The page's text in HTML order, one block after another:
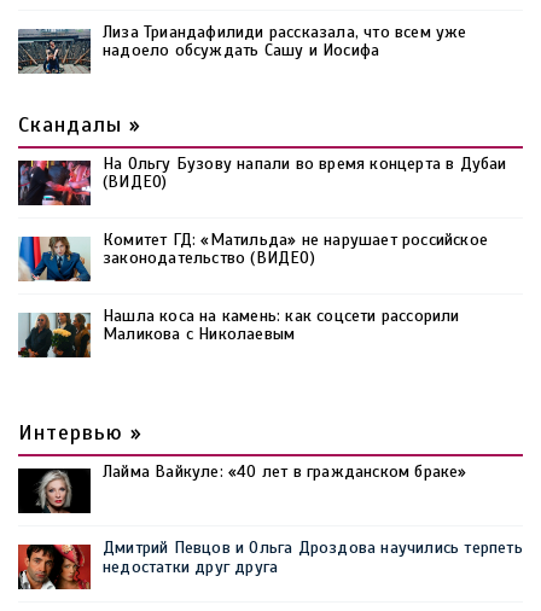
Лиза Триандафилиди рассказала, что всем уже
надоело обсуждать Сашу и Иосифа
Скандалы »
На Ольгу Бузову напали во время концерта в Дубаи
(ВИДЕО)
Комитет ГД: «Матильда» не нарушает российское
законодательство (ВИДЕО)
Нашла коса на камень: как соцсети рассорили
Маликова с Николаевым
Интервью »
Лайма Вайкуле: «40 лет в гражданском браке»
Дмитрий Певцов и Ольга Дроздова научились терпеть
недостатки друг друга